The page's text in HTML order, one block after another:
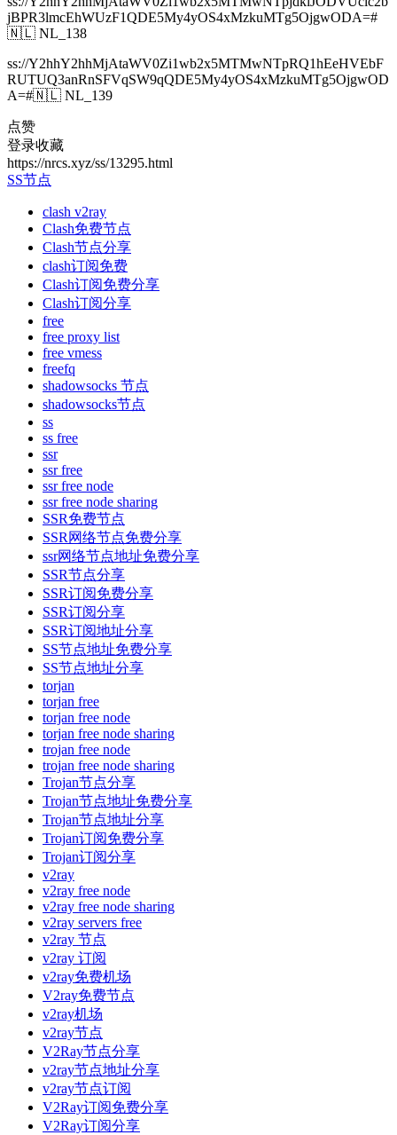
jBPR3lmcEhWUzF1QDE5My4yOS4xMzkuMTg5OjgwODA=#
🇳🇱 NL_138
ss://Y2hhY2hhMjAtaWV0Zi1wb2x5MTMwNTpRQ1hEeHVEbF
RUTUQ3anRnSFVqSW9qQDE5My4yOS4xMzkuMTg5OjgwOD
A=#🇳🇱 NL_139
点赞
登录收藏
https://nrcs.xyz/ss/13295.html
SS节点
clash v2ray
Clash免费节点
Clash节点分享
clash订阅免费
Clash订阅免费分享
Clash订阅分享
free
free proxy list
free vmess
freefq
shadowsocks 节点
shadowsocks节点
ss
ss free
ssr
ssr free
ssr free node
ssr free node sharing
SSR免费节点
SSR网络节点免费分享
ssr网络节点地址免费分享
SSR节点分享
SSR订阅免费分享
SSR订阅分享
SSR订阅地址分享
SS节点地址免费分享
SS节点地址分享
torjan
torjan free
torjan free node
torjan free node sharing
trojan free node
trojan free node sharing
Trojan节点分享
Trojan节点地址免费分享
Trojan节点地址分享
Trojan订阅免费分享
Trojan订阅分享
v2ray
v2ray free node
v2ray free node sharing
v2ray servers free
v2ray 节点
v2ray 订阅
v2ray免费机场
V2ray免费节点
v2ray机场
v2ray节点
V2Ray节点分享
v2ray节点地址分享
v2ray节点订阅
V2Ray订阅免费分享
V2Ray订阅分享